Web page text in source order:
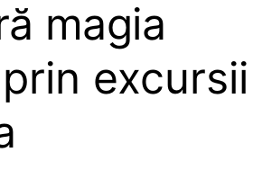
magia
excursii